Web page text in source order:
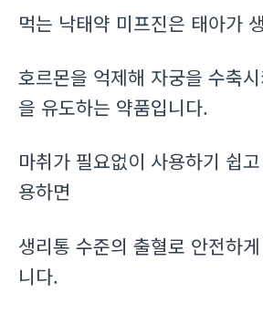
먹는 낙태약 미프진은 태아가
호르몬을 억제해 자궁을 수축
을 유도하는 약품입니다.
마취가 필요없이 사용하기 쉽
용하면
생리통 수준의 출혈로 안전하
니다.